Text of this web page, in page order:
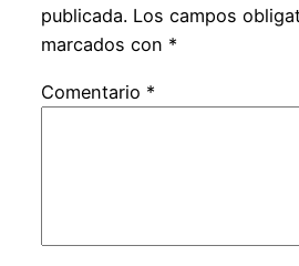
publicada. Los campos
marcados con *
Comentario *